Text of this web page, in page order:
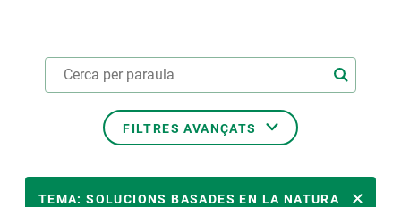
FILTRES AVANÇATS
TEMA: SOLUCIONS BASADES EN LA NATURA